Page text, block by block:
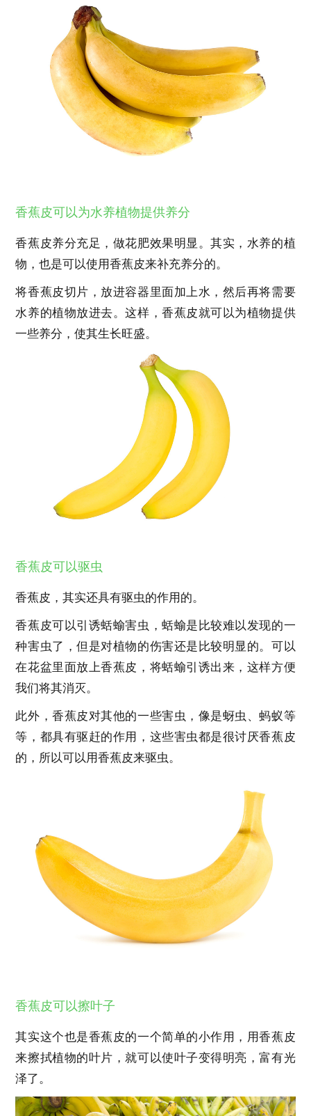
香蕉皮可以为水养植物提供养分
香蕉皮养分充足，做花肥效果明显。其实，水养的植
物，也是可以使用香蕉皮来补充养分的。
将香蕉皮切片，放进容器里面加上水，然后再将需要
水养的植物放进去。这样，香蕉皮就可以为植物提供
一些养分，使其生长旺盛。
香蕉皮可以驱虫
香蕉皮，其实还具有驱虫的作用的。
香蕉皮可以引诱蛞蝓害虫，蛞蝓是比较难以发现的一
种害虫了，但是对植物的伤害还是比较明显的。可以
在花盆里面放上香蕉皮，将蛞蝓引诱出来，这样方便
我们将其消灭。
此外，香蕉皮对其他的一些害虫，像是蚜虫、蚂蚁等
等，都具有驱赶的作用，这些害虫都是很讨厌香蕉皮
的，所以可以用香蕉皮来驱虫。
香蕉皮可以擦叶子
其实这个也是香蕉皮的一个简单的小作用，用香蕉皮
来擦拭植物的叶片，就可以使叶子变得明亮，富有光
泽了。